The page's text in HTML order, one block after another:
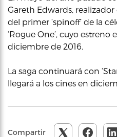
Gareth Edwards, realizador
del primer ‘spinoff’ de la
‘Rogue One’, cuyo estreno
diciembre de 2016.
La saga continuará con
llegará a los cines en
Compartir